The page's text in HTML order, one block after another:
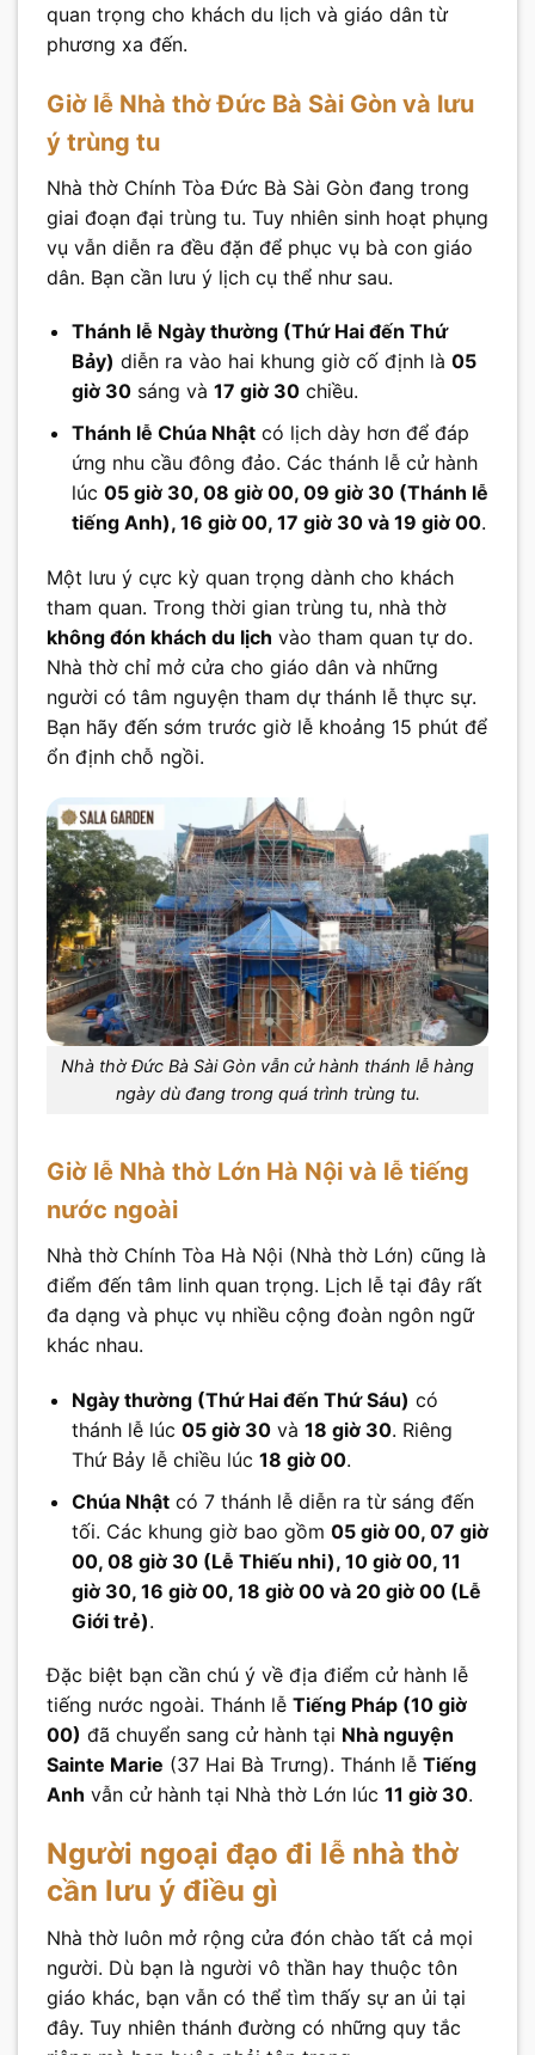
quan trọng cho khách du lịch và giáo dân từ
phương xa đến.
Giờ lễ Nhà thờ Đức Bà Sài Gòn và lưu
ý trùng tu
Nhà thờ Chính Tòa Đức Bà Sài Gòn đang trong
giai đoạn đại trùng tu. Tuy nhiên sinh hoạt phụng
vụ vẫn diễn ra đều đặn để phục vụ bà con giáo
dân. Bạn cần lưu ý lịch cụ thể như sau.
Thánh lễ Ngày thường (Thứ Hai đến Thứ
Bảy) diễn ra vào hai khung giờ cố định là 05
giờ 30sáng và 17 giờ 30chiều.
Thánh lễ Chúa Nhậtcó lịch dày hơn để đáp
ứng nhu cầu đông đảo. Các thánh lễ cử hành
lúc 05 giờ 30, 08 giờ 00, 09 giờ 30 (Thánh lễ
tiếng Anh), 16 giờ 00, 17 giờ 30 và 19 giờ 00.
Một lưu ý cực kỳ quan trọng dành cho khách
tham quan. Trong thời gian trùng tu, nhà thờ
không đón khách du lịch vào tham quan tự do.
Nhà thờ chỉ mở cửa cho giáo dân và những
người có tâm nguyện tham dự thánh lễ thực sự.
Bạn hãy đến sớm trước giờ lễ khoảng 15 phút để
ổn định chỗ ngồi.
Nhà thờ Đức Bà Sài Gòn vẫn cử hành thánh lễ hàng
ngày dù đang trong quá trình trùng tu.
Giờ lễ Nhà thờ Lớn Hà Nội và lễ tiếng
nước ngoài
Nhà thờ Chính Tòa Hà Nội (Nhà thờ Lớn) cũng là
điểm đến tâm linh quan trọng. Lịch lễ tại đây rất
đa dạng và phục vụ nhiều cộng đoàn ngôn ngữ
khác nhau.
Ngày thường (Thứ Hai đến Thứ Sáu) có
thánh lễ lúc 05 giờ 30và 18 giờ 30. Riêng
Thứ Bảy lễ chiều lúc 18 giờ 00.
Chúa Nhậtcó 7 thánh lễ diễn ra từ sáng đến
tối. Các khung giờ bao gồm 05 giờ 00, 07 giờ
00, 08 giờ 30 (Lễ Thiếu nhi), 10 giờ 00, 11
giờ 30, 16 giờ 00, 18 giờ 00 và 20 giờ 00 (Lễ
Giới trẻ).
Đặc biệt bạn cần chú ý về địa điểm cử hành lễ
tiếng nước ngoài. Thánh lễ Tiếng Pháp (10 giờ
00) đã chuyển sang cử hành tại Nhà nguyện
Sainte Marie (37 Hai Bà Trưng). Thánh lễ Tiếng
Anh vẫn cử hành tại Nhà thờ Lớn lúc 11 giờ 30.
Người ngoại đạo đi lễ nhà thờ
cần lưu ý điều gì
Nhà thờ luôn mở rộng cửa đón chào tất cả mọi
người. Dù bạn là người vô thần hay thuộc tôn
giáo khác, bạn vẫn có thể tìm thấy sự an ủi tại
đây. Tuy nhiên thánh đường có những quy tắc